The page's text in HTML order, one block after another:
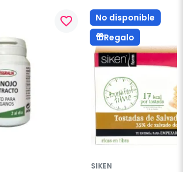
favorite_border
No disponible
Regalo
SIKEN